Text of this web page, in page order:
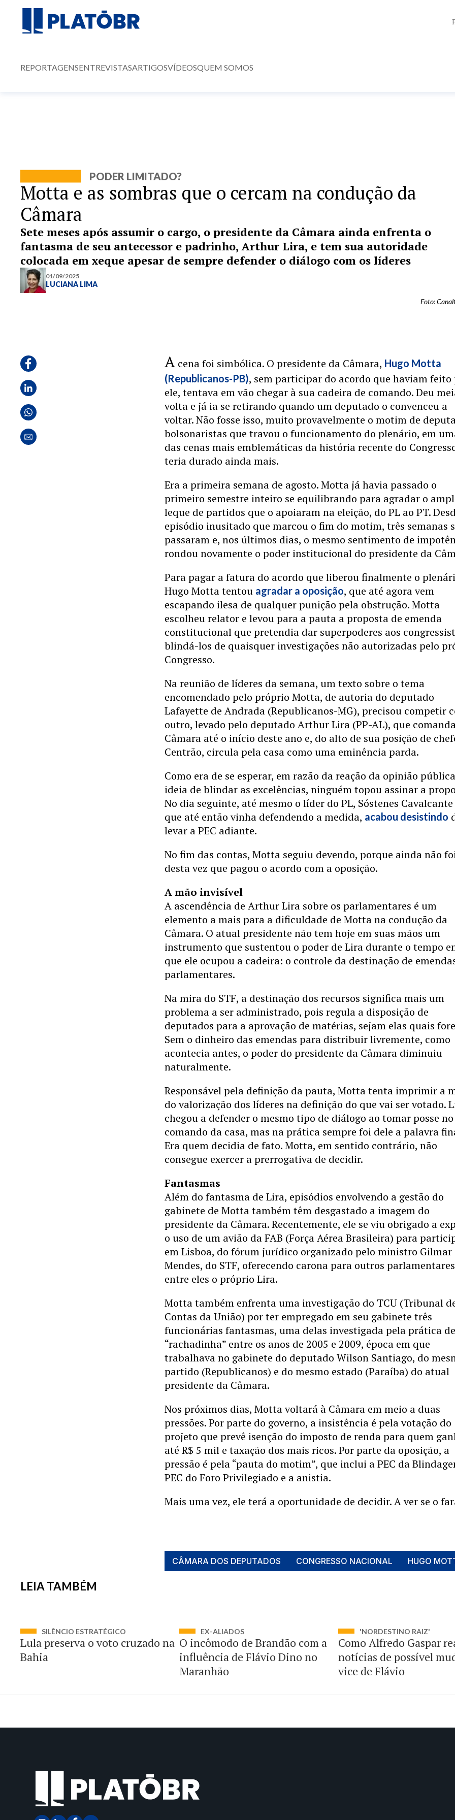
REPORTAGENSENTREVISTASARTIGOSVÍDEOSQUEM SOMOS
PODER LIMITADO?
Motta e as sombras que o cercam na condução da
Câmara
Sete meses após assumir o cargo, o presidente da Câmara ainda enfrenta o
fantasma de seu antecessor e padrinho, Arthur Lira, e tem sua autoridade
colocada em xeque apesar de sempre defender o diálogo com os líderes
01/09/2025
LUCIANA LIMA
Foto:
A cena foi simbólica. O presidente da Câmara, Hugo Motta
(Republicanos-PB), sem participar do acordo que haviam feito
ele, tentava em vão chegar à sua cadeira de comando. Deu
volta e já ia se retirando quando um deputado o convenceu a
voltar. Não fosse isso, muito provavelmente o motim de
bolsonaristas que travou o funcionamento do plenário, em
das cenas mais emblemáticas da história recente do
teria durado ainda mais.
Era a primeira semana de agosto. Motta já havia passado o
primeiro semestre inteiro se equilibrando para agradar o
leque de partidos que o apoiaram na eleição, do PL ao PT.
episódio inusitado que marcou o fim do motim, três semanas
passaram e, nos últimos dias, o mesmo sentimento de
rondou novamente o poder institucional do presidente da
Para pagar a fatura do acordo que liberou finalmente o
Hugo Motta tentou agradar a oposição, que até agora vem
escapando ilesa de qualquer punição pela obstrução. Motta
escolheu relator e levou para a pauta a proposta de emenda
constitucional que pretendia dar superpoderes aos
blindá-los de quaisquer investigações não autorizadas pelo
Congresso.
Na reunião de líderes da semana, um texto sobre o tema
encomendado pelo próprio Motta, de autoria do deputado
Lafayette de Andrada (Republicanos-MG), precisou competir
outro, levado pelo deputado Arthur Lira (PP-AL), que
Câmara até o início deste ano e, do alto de sua posição de
Centrão, circula pela casa como uma eminência parda.
Como era de se esperar, em razão da reação da opinião
ideia de blindar as excelências, ninguém topou assinar a
No dia seguinte, até mesmo o líder do PL, Sóstenes Cavalcante
que até então vinha defendendo a medida, acabou desistindo
levar a PEC adiante.
No fim das contas, Motta seguiu devendo, porque ainda não
desta vez que pagou o acordo com a oposição.
A mão invisível
A ascendência de Arthur Lira sobre os parlamentares é um
elemento a mais para a dificuldade de Motta na condução da
Câmara. O atual presidente não tem hoje em suas mãos um
instrumento que sustentou o poder de Lira durante o tempo
que ele ocupou a cadeira: o controle da destinação de
parlamentares.
Na mira do STF, a destinação dos recursos significa mais um
problema a ser administrado, pois regula a disposição de
deputados para a aprovação de matérias, sejam elas quais
Sem o dinheiro das emendas para distribuir livremente, como
acontecia antes, o poder do presidente da Câmara diminuiu
naturalmente.
Responsável pela definição da pauta, Motta tenta imprimir a
do valorização dos líderes na definição do que vai ser votado.
chegou a defender o mesmo tipo de diálogo ao tomar posse no
comando da casa, mas na prática sempre foi dele a palavra
Era quem decidia de fato. Motta, em sentido contrário, não
consegue exercer a prerrogativa de decidir.
Fantasmas
Além do fantasma de Lira, episódios envolvendo a gestão do
gabinete de Motta também têm desgastado a imagem do
presidente da Câmara. Recentemente, ele se viu obrigado a
o uso de um avião da FAB (Força Aérea Brasileira) para
em Lisboa, do fórum jurídico organizado pelo ministro Gilmar
Mendes, do STF, oferecendo carona para outros
entre eles o próprio Lira.
Motta também enfrenta uma investigação do TCU (Tribunal
Contas da União) por ter empregado em seu gabinete três
funcionárias fantasmas, uma delas investigada pela prática de
“rachadinha” entre os anos de 2005 e 2009, época em que
trabalhava no gabinete do deputado Wilson Santiago, do
partido (Republicanos) e do mesmo estado (Paraíba) do atual
presidente da Câmara.
Nos próximos dias, Motta voltará à Câmara em meio a duas
pressões. Por parte do governo, a insistência é pela votação do
projeto que prevê isenção do imposto de renda para quem
até R$ 5 mil e taxação dos mais ricos. Por parte da oposição, a
pressão é pela “pauta do motim”, que inclui a PEC da
PEC do Foro Privilegiado e a anistia.
Mais uma vez, ele terá a oportunidade de decidir. A ver se o
CÂMARA DOS DEPUTADOS CONGRESSO NACIONAL HUGO
LEIA TAMBÉM
SILÊNCIO ESTRATÉGICO
Lula preserva o voto cruzado na
Bahia
EX-ALIADOS
O incômodo de Brandão com a
influência de Flávio Dino no
Maranhão
'NORDESTINO RAIZ'
Como Alfredo Gaspar
notícias de possível
vice de Flávio